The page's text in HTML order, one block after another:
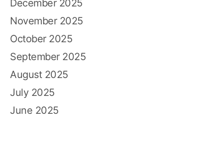
December 2025
November 2025
October 2025
September 2025
August 2025
July 2025
June 2025